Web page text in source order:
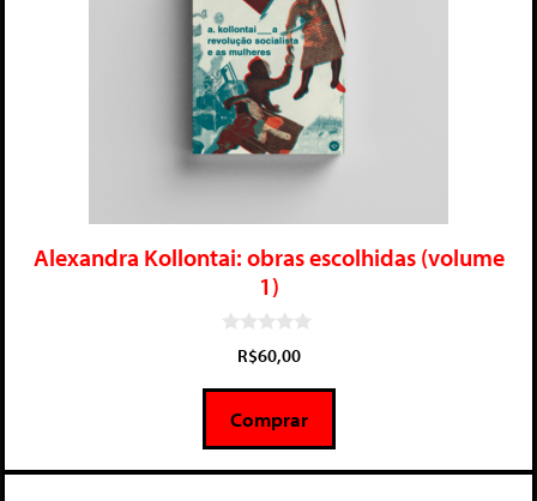
Alexandra Kollontai: obras escolhidas (volume
1)
5
R$60,00
Comprar